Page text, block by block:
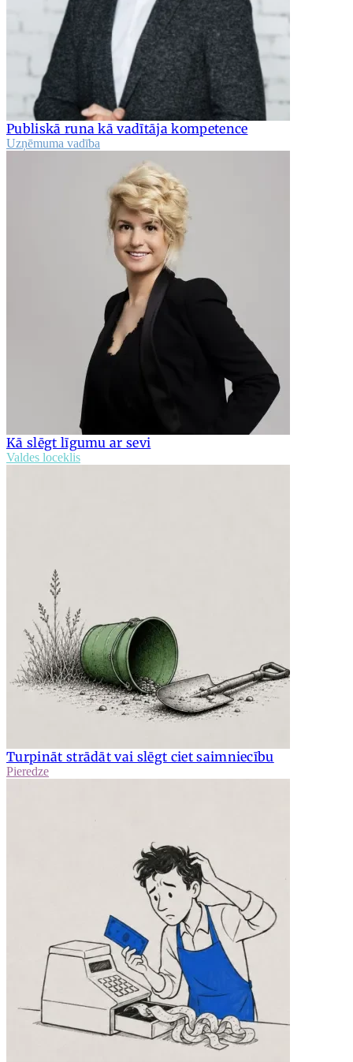
Publiskā runa kā vadītāja kompetence
Uzņēmuma vadība
Kā slēgt līgumu ar sevi
Valdes loceklis
Turpināt strādāt vai slēgt ciet saimniecību
Pieredze